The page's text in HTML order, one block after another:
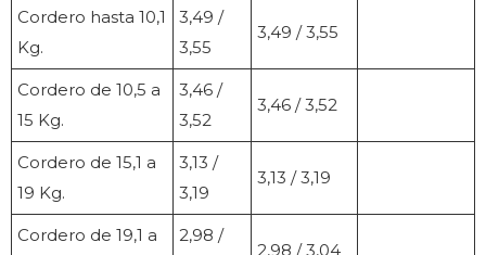
Cordero hasta 10,1
Kg.
3,49 /
3,55
3,49 / 3,55
Cordero de 10,5 a
15 Kg.
3,46 /
3,52
3,46 / 3,52
Cordero de 15,1 a
19 Kg.
3,13 /
3,19
3,13 / 3,19
Cordero de 19,1 a
2,98 /
2,98 / 3,04